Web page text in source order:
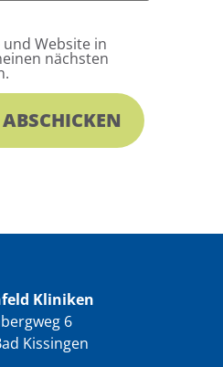
und Website in
nächsten
Kliniken
6
Kissingen